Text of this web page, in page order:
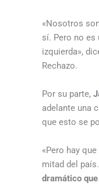
«Nosotros
sí. Pero no es
izquierda»,
Rechazo.
Por su parte,
adelante una
que esto se
«Pero hay
mitad del
dramático